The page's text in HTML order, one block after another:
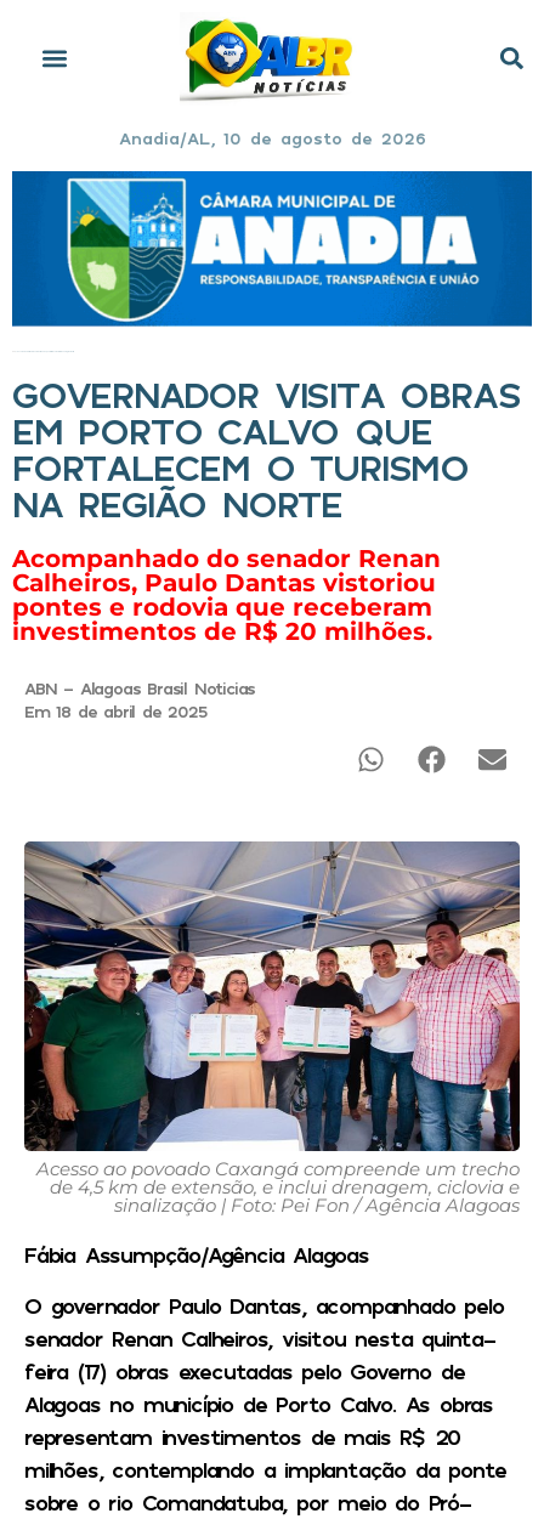
Anadia/AL, 10 de agosto de 2026
GOVERNADOR VISITA OBRAS
EM PORTO CALVO QUE
FORTALECEM O TURISMO
NA REGIÃO NORTE
Acompanhado do senador Renan
Calheiros, Paulo Dantas vistoriou
pontes e rodovia que receberam
investimentos de R$ 20 milhões.
ABN - Alagoas Brasil Noticias
Em 18 de abril de 2025
Acesso ao povoado Caxangá compreende um trecho
de 4,5 km de extensão, e inclui drenagem, ciclovia e
sinalização | Foto: Pei Fon / Agência Alagoas
Fábia Assumpção/Agência Alagoas
O governador Paulo Dantas, acompanhado pelo
senador Renan Calheiros, visitou nesta quinta-
feira (17) obras executadas pelo Governo de
Alagoas no município de Porto Calvo. As obras
representam investimentos de mais R$ 20
milhões, contemplando a implantação da ponte
sobre o rio Comandatuba, por meio do Pró-